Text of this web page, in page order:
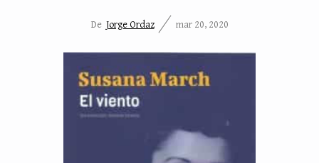
De Jorge Ordaz mar 20, 2020